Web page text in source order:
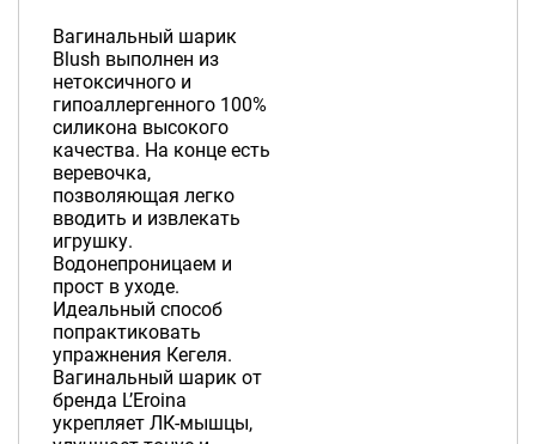
Вагинальный шарик
Blush выполнен из
нетоксичного и
гипоаллергенного 100%
силикона высокого
качества. На конце есть
веревочка,
позволяющая легко
вводить и извлекать
игрушку.
Водонепроницаем и
прост в уходе.
Идеальный способ
попрактиковать
упражнения Кегеля.
Вагинальный шарик от
бренда L’Eroina
укрепляет ЛК-мышцы,